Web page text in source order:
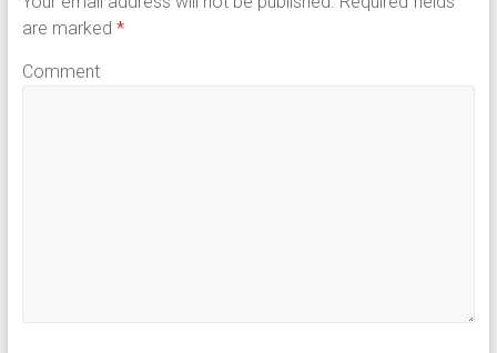
are marked *
Comment